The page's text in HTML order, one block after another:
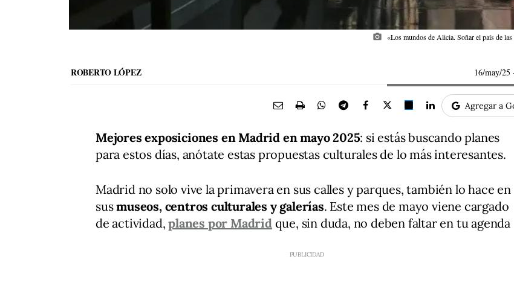
photo_camera «Los mundos de Alicia. Soñar el país de
ROBERTO LÓPEZ 16/may/25
Agregar a
Mejores exposiciones en Madrid en mayo 2025: si estás buscando planes
para estos días, anótate estas propuestas culturales de lo más interesantes.
Madrid no solo vive la primavera en sus calles y parques, también lo hace en
susmuseos, centros culturales y galerías. Este mes de mayo viene cargado
de actividad,planes por Madridque, sin duda, no deben faltar en tu agenda